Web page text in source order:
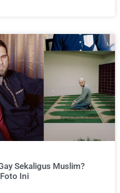
Sekaligus Muslim?
Ini